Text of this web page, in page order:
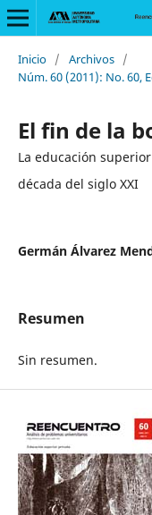
Inicio / Archivos /
Núm. 60 (2011): No. 60,
El fin de la
La educación
década del siglo XXI
Germán Álvarez
Resumen
Sin resumen.